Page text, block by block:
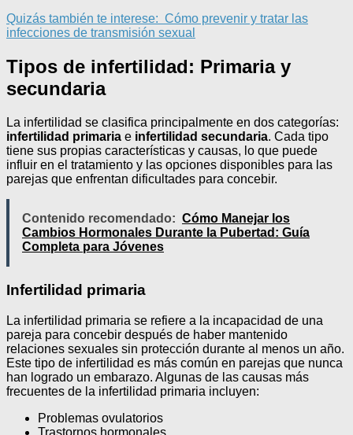
Quizás también te interese: Cómo prevenir y tratar las
infecciones de transmisión sexual
Tipos de infertilidad: Primaria y
secundaria
La infertilidad se clasifica principalmente en dos categorías:
infertilidad primaria e infertilidad secundaria. Cada tipo
tiene sus propias características y causas, lo que puede
influir en el tratamiento y las opciones disponibles para las
parejas que enfrentan dificultades para concebir.
Contenido recomendado: Cómo Manejar los
Cambios Hormonales Durante la Pubertad: Guía
Completa para Jóvenes
Infertilidad primaria
La infertilidad primaria se refiere a la incapacidad de una
pareja para concebir después de haber mantenido
relaciones sexuales sin protección durante al menos un año.
Este tipo de infertilidad es más común en parejas que nunca
han logrado un embarazo. Algunas de las causas más
frecuentes de la infertilidad primaria incluyen:
Problemas ovulatorios
Trastornos hormonales